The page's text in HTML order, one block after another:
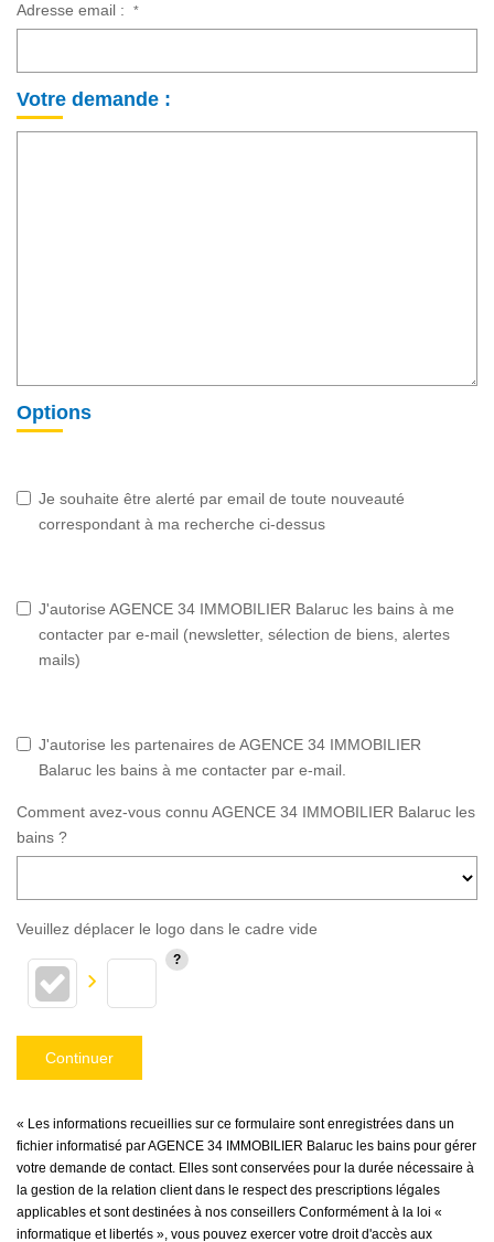
Adresse email : *
Votre demande :
Options
Je souhaite être alerté par email de toute nouveauté
correspondant à ma recherche ci-dessus
J'autorise AGENCE 34 IMMOBILIER Balaruc les bains à me
contacter par e-mail (newsletter, sélection de biens, alertes
mails)
J'autorise les partenaires de AGENCE 34 IMMOBILIER
Balaruc les bains à me contacter par e-mail.
Comment avez-vous connu AGENCE 34 IMMOBILIER Balaruc les
bains ?
Veuillez déplacer le logo dans le cadre vide
Continuer
« Les informations recueillies sur ce formulaire sont enregistrées dans un
fichier informatisé par AGENCE 34 IMMOBILIER Balaruc les bains pour gérer
votre demande de contact. Elles sont conservées pour la durée nécessaire à
la gestion de la relation client dans le respect des prescriptions légales
applicables et sont destinées à nos conseillers Conformément à la loi «
informatique et libertés », vous pouvez exercer votre droit d'accès aux